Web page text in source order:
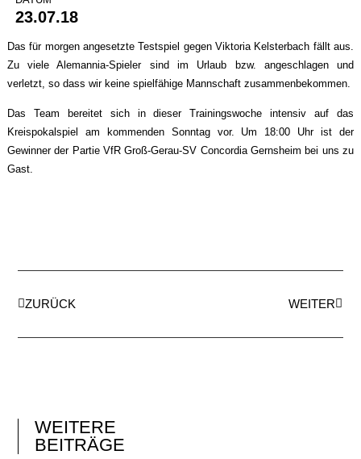
23.07.18
Das für morgen angesetzte Testspiel gegen Viktoria Kelsterbach fällt aus.
Zu viele Alemannia-Spieler sind im Urlaub bzw. angeschlagen und
verletzt, so dass wir keine spielfähige Mannschaft zusammenbekommen.
Das Team bereitet sich in dieser Trainingswoche intensiv auf das
Kreispokalspiel am kommenden Sonntag vor. Um 18:00 Uhr ist der
Gewinner der Partie VfR Groß-Gerau-SV Concordia Gernsheim bei uns zu
Gast.
ZURÜCK WEITER
WEITERE
BEITRÄGE